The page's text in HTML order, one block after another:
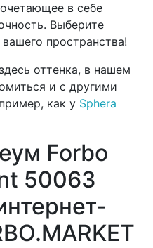
в себе
Выберите
пространства!
оттенка, в нашем
и с другими
как у Sphera
Forbo
50063